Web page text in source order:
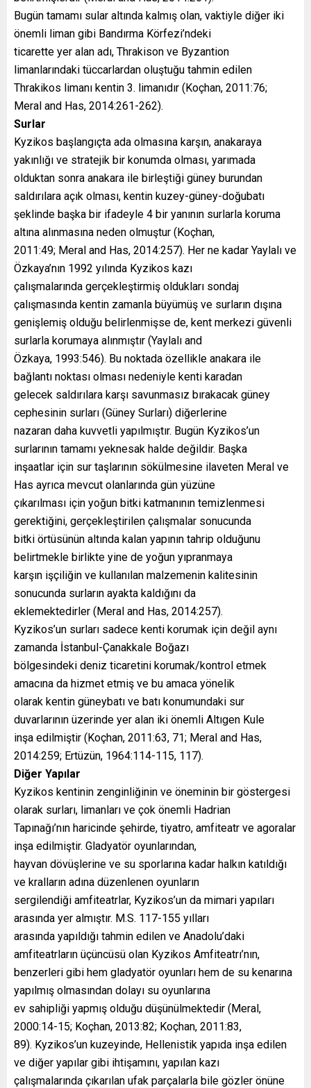
Bugün tamamı sular altında kalmış olan, vaktiyle diğer iki
önemli liman gibi Bandırma Körfezi’ndeki
ticarette yer alan adı, Thrakison ve Byzantion
limanlarındaki tüccarlardan oluştuğu tahmin edilen
Thrakikos limanı kentin 3. limanıdır (Koçhan, 2011:76;
Meral and Has, 2014:261-262).
Surlar
Kyzikos başlangıçta ada olmasına karşın, anakaraya
yakınlığı ve stratejik bir konumda olması, yarımada
olduktan sonra anakara ile birleştiği güney burundan
saldırılara açık olması, kentin kuzey-güney-doğubatı
şeklinde başka bir ifadeyle 4 bir yanının surlarla koruma
altına alınmasına neden olmuştur (Koçhan,
2011:49; Meral and Has, 2014:257). Her ne kadar Yaylalı ve
Özkaya’nın 1992 yılında Kyzikos kazı
çalışmalarında gerçekleştirmiş oldukları sondaj
çalışmasında kentin zamanla büyümüş ve surların dışına
genişlemiş olduğu belirlenmişse de, kent merkezi güvenli
surlarla korumaya alınmıştır (Yaylalı and
Özkaya, 1993:546). Bu noktada özellikle anakara ile
bağlantı noktası olması nedeniyle kenti karadan
gelecek saldırılara karşı savunmasız bırakacak güney
cephesinin surları (Güney Surları) diğerlerine
nazaran daha kuvvetli yapılmıştır. Bugün Kyzikos’un
surlarının tamamı yeknesak halde değildir. Başka
inşaatlar için sur taşlarının sökülmesine ilaveten Meral ve
Has ayrıca mevcut olanlarında gün yüzüne
çıkarılması için yoğun bitki katmanının temizlenmesi
gerektiğini, gerçekleştirilen çalışmalar sonucunda
bitki örtüsünün altında kalan yapının tahrip olduğunu
belirtmekle birlikte yine de yoğun yıpranmaya
karşın işçiliğin ve kullanılan malzemenin kalitesinin
sonucunda surların ayakta kaldığını da
eklemektedirler (Meral and Has, 2014:257).
Kyzikos’un surları sadece kenti korumak için değil aynı
zamanda İstanbul-Çanakkale Boğazı
bölgesindeki deniz ticaretini korumak/kontrol etmek
amacına da hizmet etmiş ve bu amaca yönelik
olarak kentin güneybatı ve batı konumundaki sur
duvarlarının üzerinde yer alan iki önemli Altıgen Kule
inşa edilmiştir (Koçhan, 2011:63, 71; Meral and Has,
2014:259; Ertüzün, 1964:114-115, 117).
Diğer Yapılar
Kyzikos kentinin zenginliğinin ve öneminin bir göstergesi
olarak surları, limanları ve çok önemli Hadrian
Tapınağı’nın haricinde şehirde, tiyatro, amfiteatr ve agoralar
inşa edilmiştir. Gladyatör oyunlarından,
hayvan dövüşlerine ve su sporlarına kadar halkın katıldığı
ve kralların adına düzenlenen oyunların
sergilendiği amfiteatrlar, Kyzikos’un da mimari yapıları
arasında yer almıştır. M.S. 117-155 yılları
arasında yapıldığı tahmin edilen ve Anadolu’daki
amfiteatrların üçüncüsü olan Kyzikos Amfiteatrı’nın,
benzerleri gibi hem gladyatör oyunları hem de su kenarına
yapılmış olmasından dolayı su oyunlarına
ev sahipliği yapmış olduğu düşünülmektedir (Meral,
2000:14-15; Koçhan, 2013:82; Koçhan, 2011:83,
89). Kyzikos’un kuzeyinde, Hellenistik yapıda inşa edilen
ve diğer yapılar gibi ihtişamını, yapılan kazı
çalışmalarında çıkarılan ufak parçalarla bile gözler önüne